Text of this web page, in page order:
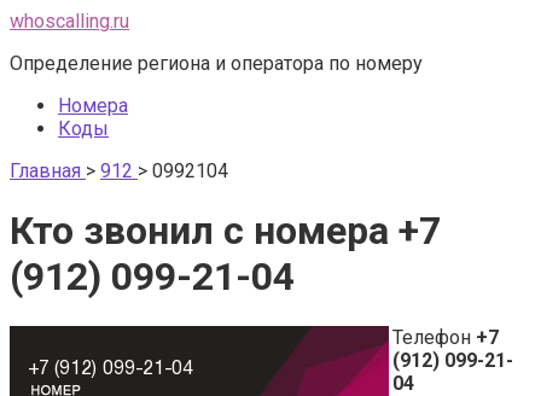
Перейти
контенту
whoscalling.ru
Определение региона и оператора по номеру
Номера
Коды
Главная > 912 > 0992104
Кто звонил с номера +7
(912) 099-21-04
Телефон +7
(912) 099-21-
04